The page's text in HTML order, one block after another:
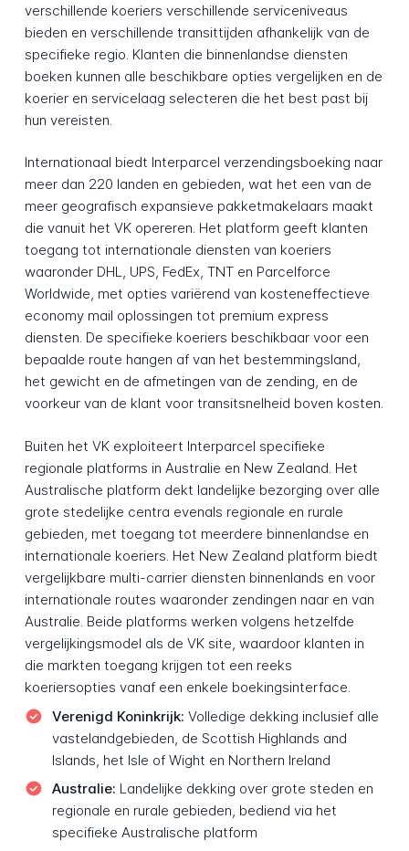
verschillende koeriers verschillende serviceniveaus
bieden en verschillende transittijden afhankelijk van de
specifieke regio. Klanten die binnenlandse diensten
boeken kunnen alle beschikbare opties vergelijken en de
koerier en servicelaag selecteren die het best past bij
hun vereisten.
Internationaal biedt Interparcel verzendingsboeking naar
meer dan 220 landen en gebieden, wat het een van de
meer geografisch expansieve pakketmakelaars maakt
die vanuit het VK opereren. Het platform geeft klanten
toegang tot internationale diensten van koeriers
waaronder DHL, UPS, FedEx, TNT en Parcelforce
Worldwide, met opties variërend van kosteneffectieve
economy mail oplossingen tot premium express
diensten. De specifieke koeriers beschikbaar voor een
bepaalde route hangen af van het bestemmingsland,
het gewicht en de afmetingen van de zending, en de
voorkeur van de klant voor transitsnelheid boven kosten.
Buiten het VK exploiteert Interparcel specifieke
regionale platforms in Australie en New Zealand. Het
Australische platform dekt landelijke bezorging over alle
grote stedelijke centra evenals regionale en rurale
gebieden, met toegang tot meerdere binnenlandse en
internationale koeriers. Het New Zealand platform biedt
vergelijkbare multi-carrier diensten binnenlands en voor
internationale routes waaronder zendingen naar en van
Australie. Beide platforms werken volgens hetzelfde
vergelijkingsmodel als de VK site, waardoor klanten in
die markten toegang krijgen tot een reeks
koeriersopties vanaf een enkele boekingsinterface.
Verenigd Koninkrijk: Volledige dekking inclusief alle
vastelandgebieden, de Scottish Highlands and
Islands, het Isle of Wight en Northern Ireland
Australie: Landelijke dekking over grote steden en
regionale en rurale gebieden, bediend via het
specifieke Australische platform